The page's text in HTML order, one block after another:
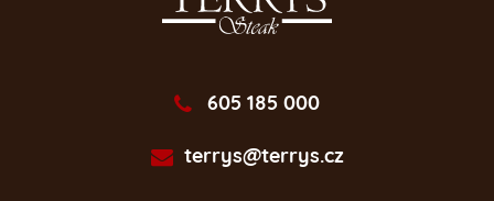
605 185 000
terrys@terrys.cz